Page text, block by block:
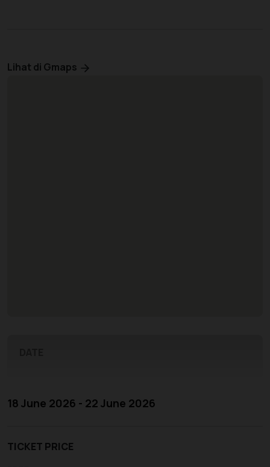
Lihat di Gmaps
18 June 2026 - 22 June 2026
TICKET PRICE